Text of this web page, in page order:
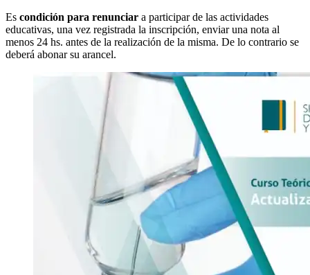
Es condición para renunciar a participar de las actividades
educativas, una vez registrada la inscripción, enviar una nota al
menos 24 hs. antes de la realización de la misma. De lo contrario se
deberá abonar su arancel.